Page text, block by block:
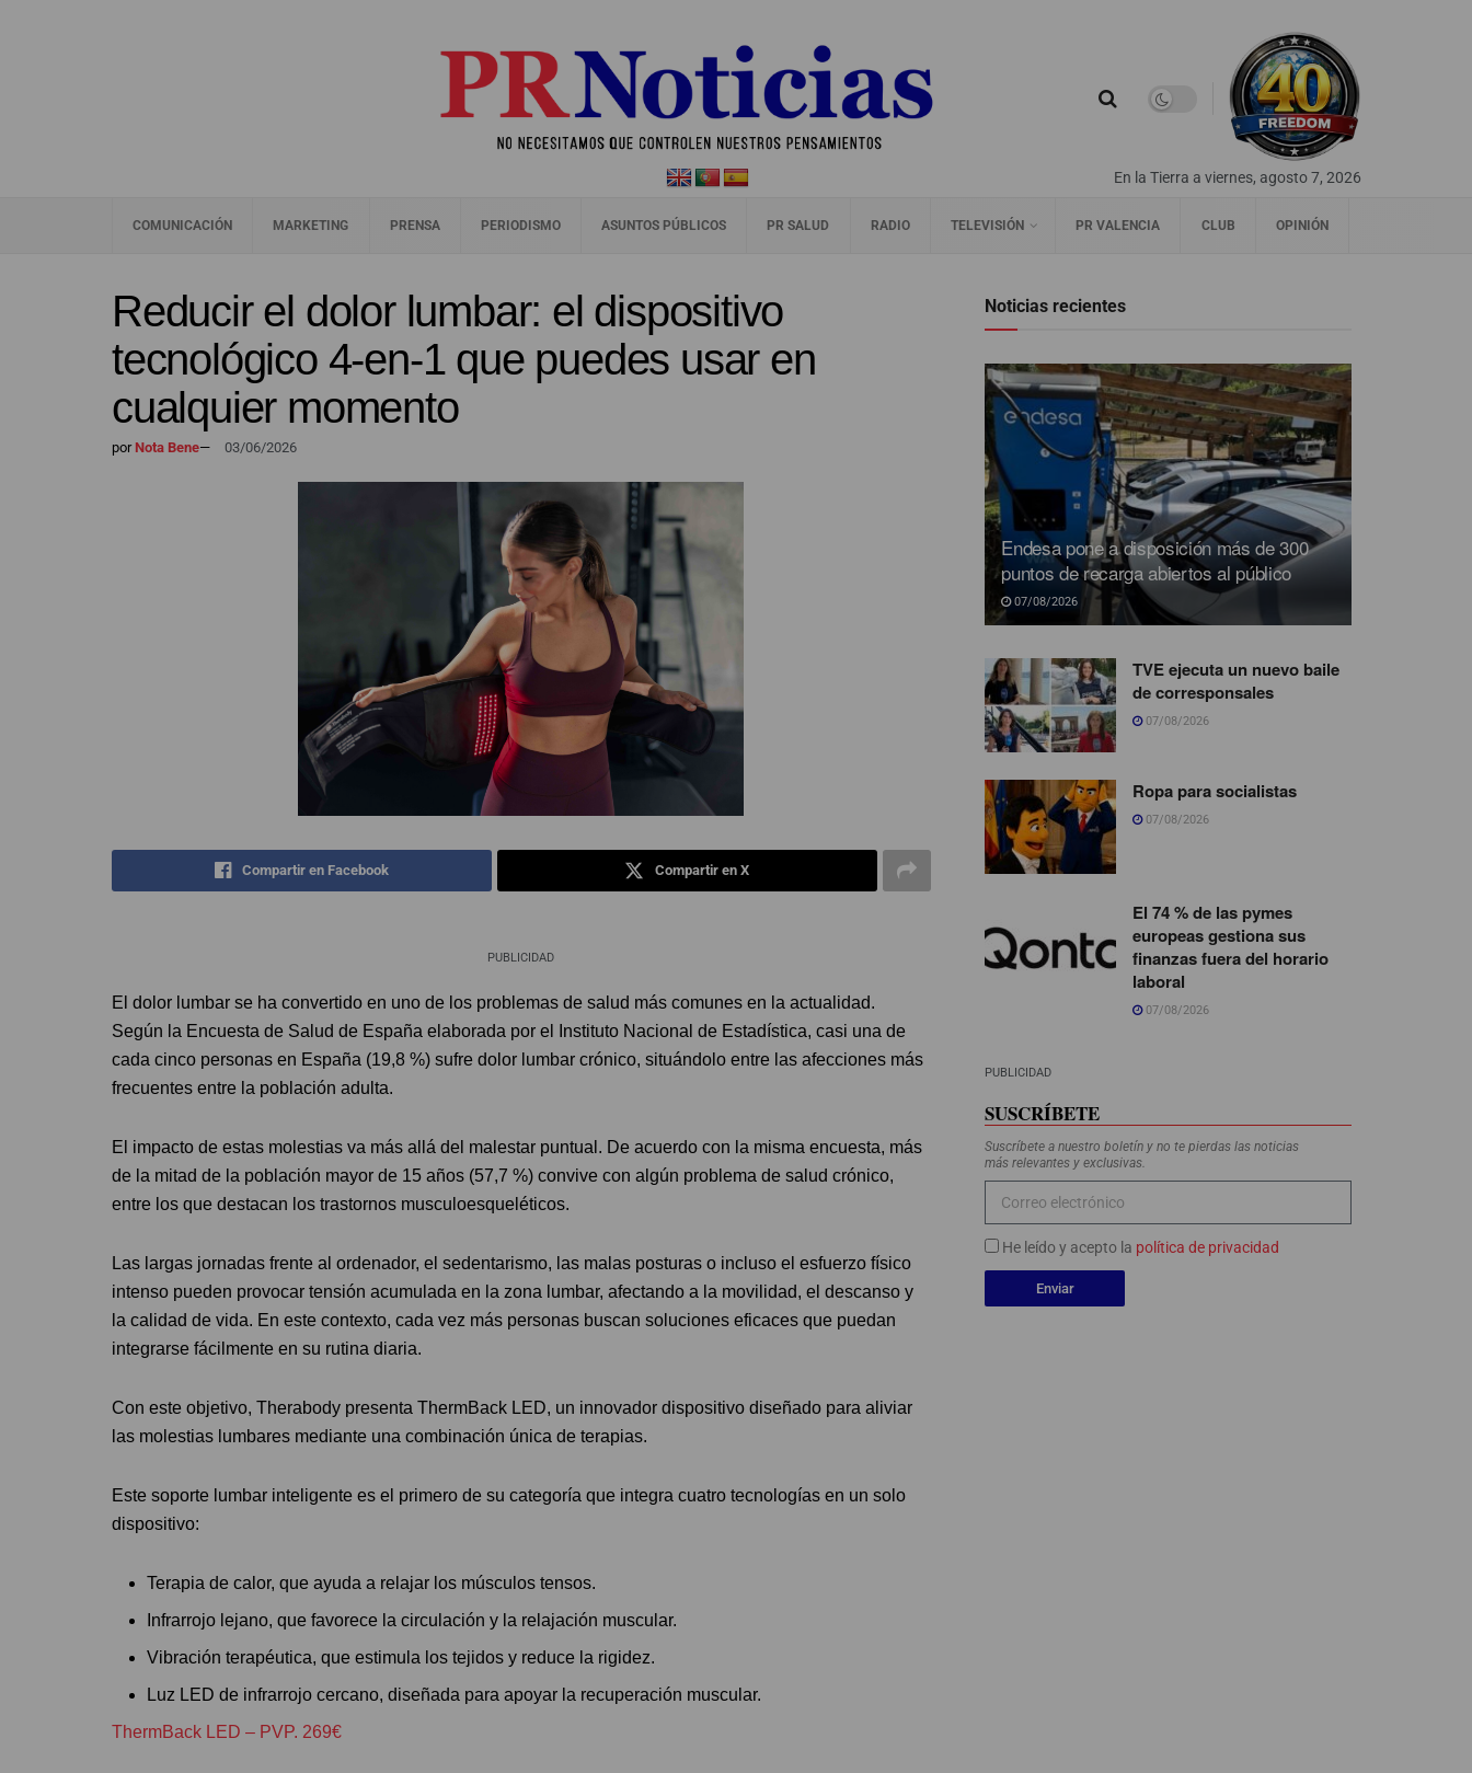
En la Tierra a viernes, agosto 7, 2026
COMUNICACIÓN MARKETING PRENSA PERIODISMO ASUNTOS PÚBLICOS PR SALUD RADIO TELEVISIÓN PR VALENCIA CLUB OPINIÓN
Reducir el dolor lumbar: el dispositivo
tecnológico 4-en-1 que puedes usar en
cualquier momento
porNota Bene— 03/06/2026
Compartir en Facebook Compartir en X
PUBLICIDAD
El dolor lumbar se ha convertido en uno de los problemas de salud más comunes en la actualidad.
Según la Encuesta de Salud de España elaborada por el Instituto Nacional de Estadística, casi una de
cada cinco personas en España (19,8 %) sufre dolor lumbar crónico, situándolo entre las afecciones más
frecuentes entre la población adulta.
El impacto de estas molestias va más allá del malestar puntual. De acuerdo con la misma encuesta, más
de la mitad de la población mayor de 15 años (57,7 %) convive con algún problema de salud crónico,
entre los que destacan los trastornos musculoesqueléticos.
Las largas jornadas frente al ordenador, el sedentarismo, las malas posturas o incluso el esfuerzo físico
intenso pueden provocar tensión acumulada en la zona lumbar, afectando a la movilidad, el descanso y
la calidad de vida. En este contexto, cada vez más personas buscan soluciones eficaces que puedan
integrarse fácilmente en su rutina diaria.
Con este objetivo, Therabody presenta ThermBack LED, un innovador dispositivo diseñado para aliviar
las molestias lumbares mediante una combinación única de terapias.
Este soporte lumbar inteligente es el primero de su categoría que integra cuatro tecnologías en un solo
dispositivo:
Terapia de calor, que ayuda a relajar los músculos tensos.
Infrarrojo lejano, que favorece la circulación y la relajación muscular.
Vibración terapéutica, que estimula los tejidos y reduce la rigidez.
Luz LED de infrarrojo cercano, diseñada para apoyar la recuperación muscular.
ThermBack LED – PVP. 269€
Noticias recientes
Endesa pone a disposición más de 300
puntos de recarga abiertos al público
07/08/2026
TVE ejecuta un nuevo baile
de corresponsales
07/08/2026
Ropa para socialistas
07/08/2026
El 74 % de las pymes
europeas gestiona sus
finanzas fuera del horario
laboral
07/08/2026
PUBLICIDAD
SUSCRÍBETE
Suscríbete a nuestro boletín y no te pierdas las noticias
más relevantes y exclusivas.
He leído y acepto la política de privacidad
Enviar